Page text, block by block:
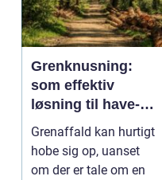
Grenknusning:
som effektiv
løsning til have-
og skovaffald
Grenaffald kan hurtigt
hobe sig op, uanset
om der er tale om en